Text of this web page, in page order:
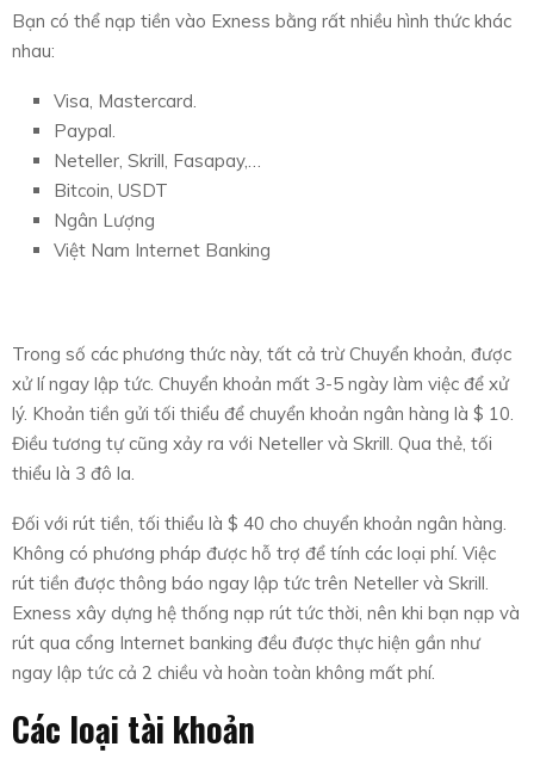
Bạn có thể nạp tiền vào Exness bằng rất nhiều hình thức khác
nhau:
Visa, Mastercard.
Paypal.
Neteller, Skrill, Fasapay,…
Bitcoin, USDT
Ngân Lượng
Việt Nam Internet Banking
Trong số các phương thức này, tất cả trừ Chuyển khoản, được
xử lí ngay lập tức. Chuyển khoản mất 3-5 ngày làm việc để xử
lý. Khoản tiền gửi tối thiểu để chuyển khoản ngân hàng là $ 10.
Điều tương tự cũng xảy ra với Neteller và Skrill. Qua thẻ, tối
thiểu là 3 đô la.
Đối với rút tiền, tối thiểu là $ 40 cho chuyển khoản ngân hàng.
Không có phương pháp được hỗ trợ để tính các loại phí. Việc
rút tiền được thông báo ngay lập tức trên Neteller và Skrill.
Exness xây dựng hệ thống nạp rút tức thời, nên khi bạn nạp và
rút qua cổng Internet banking đều được thực hiện gần như
ngay lập tức cả 2 chiều và hoàn toàn không mất phí.
Các loại tài khoản